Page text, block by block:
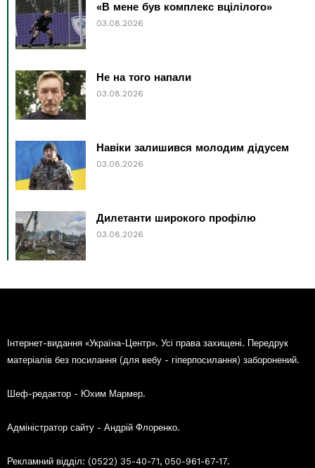
«В мене був комплекс вцілілого»
03.08.2026
Не на того напали
03.08.2026
Навіки залишився молодим дідусем
03.08.2026
Дилетанти широкого профілю
03.08.2026
Інтернет-видання «Україна-Центр». Усі права захищені. Передрук
матеріалів без посилання (для вебу - гіперпосилання) заборонений.
Шеф-редактор - Юхим Мармер.
Адміністратор сайту - Андрій Флоренко.
Рекламний відділ: (0522) 35-40-71, 050-961-67-17.